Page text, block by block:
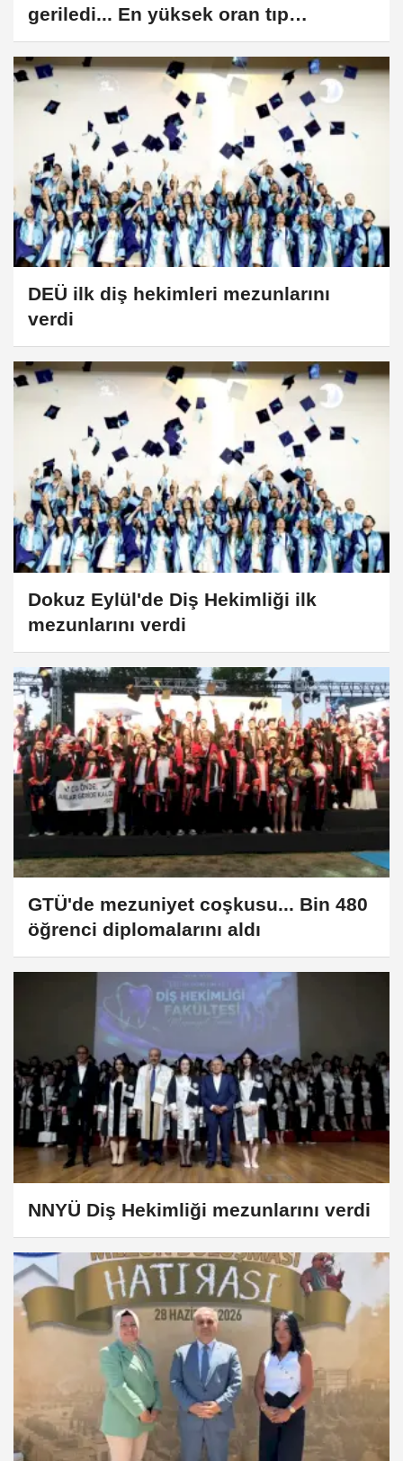
geriledi... En yüksek oran tıp
mezunlarında, en yüksek kazanç
pilotajda
DEÜ ilk diş hekimleri mezunlarını
verdi
Dokuz Eylül'de Diş Hekimliği ilk
mezunlarını verdi
GTÜ'de mezuniyet coşkusu... Bin 480
öğrenci diplomalarını aldı
NNYÜ Diş Hekimliği mezunlarını verdi